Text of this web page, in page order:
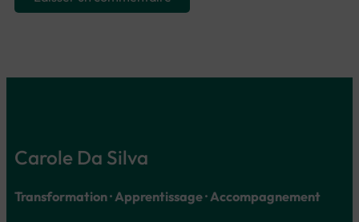
Carole Da Silva
Transformation · Apprentissage · Accompagnement